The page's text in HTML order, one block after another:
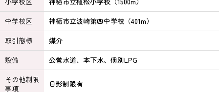
中学校区
神栖市立波崎第四中学校（401m）
取引態様
媒介
設備
公営水道、本下水、個別LPG
その他制限
事項
日影制限有